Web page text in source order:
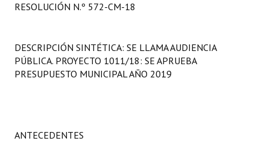
Comisiones Especiales
Programas
Constitución Provincial
RESOLUCIÓN N.º 572-CM-18
DESCRIPCIÓN SINTÉTICA: SE LLAMA AUDIENCIA
PÚBLICA. PROYECTO 1011/18: SE APRUEBA
PRESUPUESTO MUNICIPAL AÑO 2019
ANTECEDENTES